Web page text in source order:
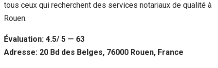
tous ceux qui recherchent des services notariaux de qualité à
Rouen.
Évaluation: 4.5/ 5 — 63
Adresse: 20 Bd des Belges, 76000 Rouen, France